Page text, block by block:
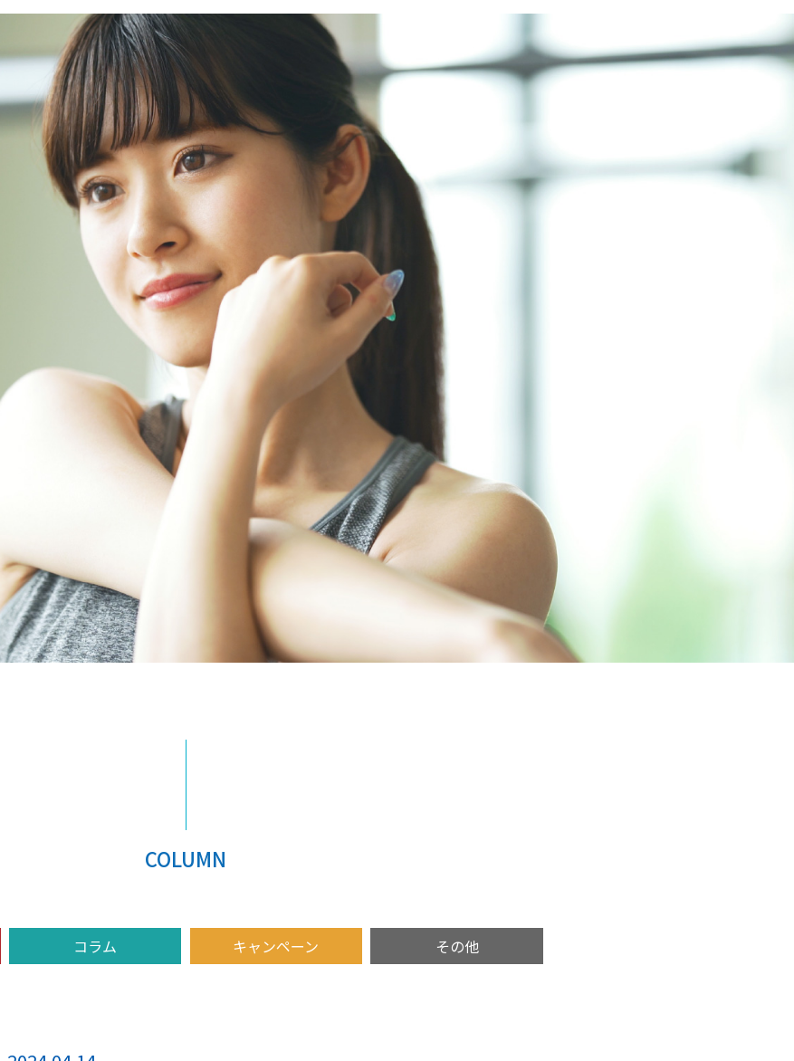
COLUMN
コラム キャンペーン その他